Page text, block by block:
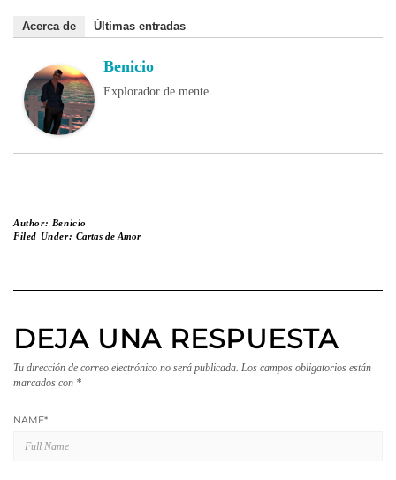
Acerca de Últimas entradas
Benicio
Explorador de mente
Author: Benicio
Filed Under: Cartas de Amor
DEJA UNA RESPUESTA
Tu dirección de correo electrónico no será publicada. Los campos obligatorios están
marcados con *
NAME*